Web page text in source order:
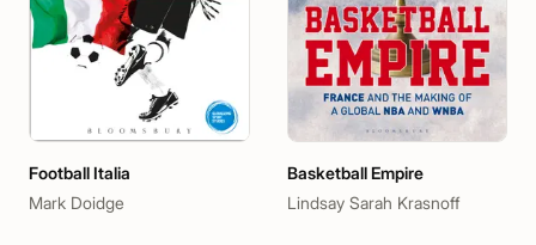
Football Italia
Mark Doidge
Basketball Empire
Lindsay Sarah Krasnoff